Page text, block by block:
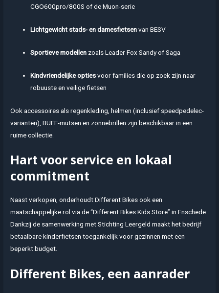
CGO600pro/800S of de Muon-serie
Lichtgewicht stads- en damesfietsenvan BESV
Sportieve modellen zoals Leader Fox Sandy of Saga
Kindvriendelijke optiesvoor families die op zoek zijn naar
robuuste en veilige fietsen
Ook accessoires als regenkleding, helmen (inclusief speedpedelec-
varianten), BUFF-mutsen en zonnebrillen zijn beschikbaar in een
ruime collectie.
Hart voor service en lokaal
commitment
Naast verkopen, onderhoudt Different Bikes ook een
maatschappelijke rol via de “Different Bikes Kids Store” in Enschede.
Dankzij de samenwerking met Stichting Leergeld maakt het bedrijf
betaalbare kinderfietsen toegankelijk voor gezinnen met een
beperkt budget.
Different Bikes, een aanrader